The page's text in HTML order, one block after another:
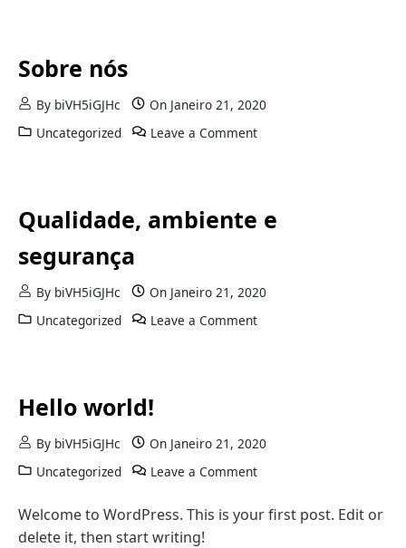
Sobre nós
By biVH5iGJHc On Janeiro 21, 2020
Uncategorized
Leave a Commenton Sobre nós
Qualidade, ambiente e
segurança
By biVH5iGJHc On Janeiro 21, 2020
Uncategorized
Leave a Commenton Qualidade, ambiente
Hello world!
By biVH5iGJHc On Janeiro 21, 2020
Uncategorized
Leave a Commenton Hello world!
Welcome to WordPress. This is your first post. Edit or
delete it, then start writing!